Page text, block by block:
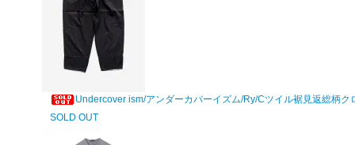
Undercover ism/アンダーカバーイズム/Ry/Cツイル裾見返総柄ク
SOLD OUT